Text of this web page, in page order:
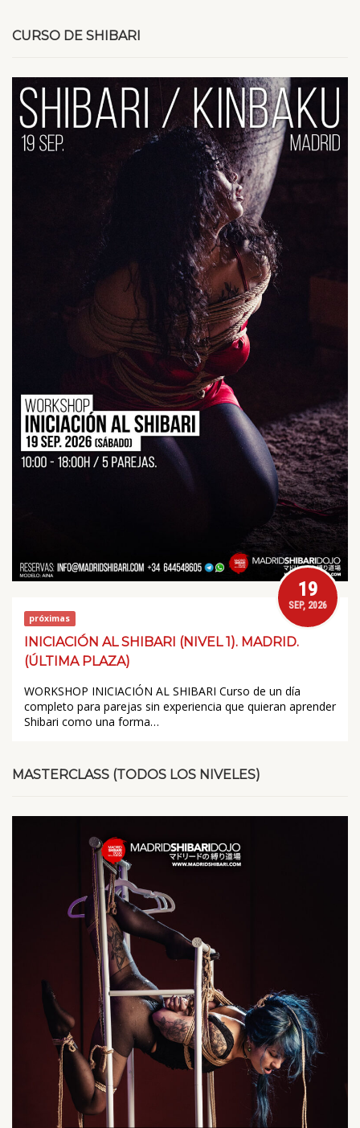
CURSO DE SHIBARI
próximas
19
SEP, 2026
INICIACIÓN AL SHIBARI (NIVEL 1). MADRID.
(ÚLTIMA PLAZA)
WORKSHOP INICIACIÓN AL SHIBARI Curso de un día
completo para parejas sin experiencia que quieran aprender
Shibari como una forma…
MASTERCLASS (TODOS LOS NIVELES)